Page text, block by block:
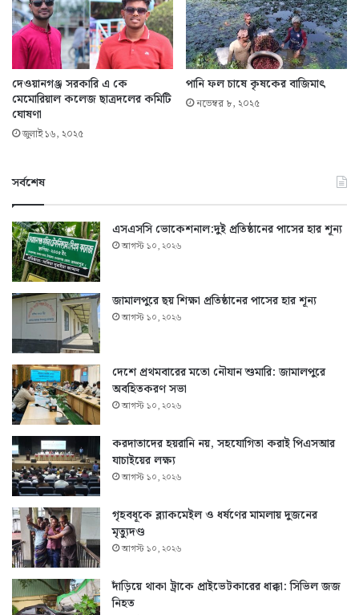
দেওয়ানগঞ্জ সরকারি এ কে
মেমোরিয়াল কলেজ ছাত্রদলের কমিটি
ঘোষণা
জুলাই ১৬, ২০২৫
পানি ফল চাষে কৃষকের বাজিমাৎ
নভেম্বর ৮, ২০২৫
সর্বশেষ
এসএসসি ভোকেশনাল:দুই প্রতিষ্ঠানের পাসের হার শূন্য
আগস্ট ১০, ২০২৬
জামালপুরে ছয় শিক্ষা প্রতিষ্ঠানের পাসের হার শূন্য
আগস্ট ১০, ২০২৬
দেশে প্রথমবারের মতো নৌযান শুমারি: জামালপুরে
অবহিতকরণ সভা
আগস্ট ১০, ২০২৬
করদাতাদের হয়রানি নয়, সহযোগিতা করাই পিএসআর
যাচাইয়ের লক্ষ্য
আগস্ট ১০, ২০২৬
গৃহবধূকে ব্ল্যাকমেইল ও ধর্ষণের মামলায় দুজনের
মৃত্যুদণ্ড
আগস্ট ১০, ২০২৬
দাঁড়িয়ে থাকা ট্রাকে প্রাইভেটকারের ধাক্কা: সিভিল জজ
নিহত